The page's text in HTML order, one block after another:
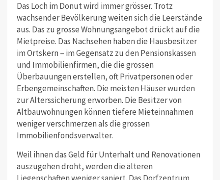
Das Loch im Donut wird immer grösser. Trotz
wachsender Bevölkerung weiten sich die Leerstände
aus. Das zu grosse Wohnungsangebot drückt auf die
Mietpreise. Das Nachsehen haben die Hausbesitzer
im Ortskern – im Gegensatz zu den Pensionskassen
und Immobilienfirmen, die die grossen
Überbauungen erstellen, oft Privatpersonen oder
Erbengemeinschaften. Die meisten Häuser wurden
zur Alterssicherung erworben. Die Besitzer von
Altbauwohnungen können tiefere Mieteinnahmen
weniger verschmerzen als die grossen
Immobilienfondsverwalter.
Weil ihnen das Geld für Unterhalt und Renovationen
auszugehen droht, werden die älteren